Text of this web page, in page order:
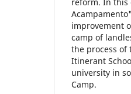
improvement
camp of
the process of
Itinerant
university in
Camp.